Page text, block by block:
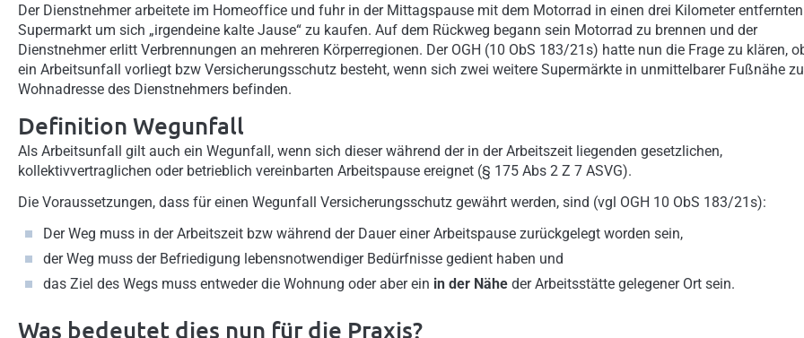
Der Dienstnehmer arbeitete im Homeoffice und fuhr in der Mittagspause mit dem Motorrad in einen drei Kilometer entfernten
Supermarkt um sich „irgendeine kalte Jause“ zu kaufen. Auf dem Rückweg begann sein Motorrad zu brennen und der
Dienstnehmer erlitt Verbrennungen an mehreren Körperregionen. Der OGH (10 ObS 183/21s) hatte nun die Frage zu klären,
ein Arbeitsunfall vorliegt bzw Versicherungsschutz besteht, wenn sich zwei weitere Supermärkte in unmittelbarer Fußnähe
Wohnadresse des Dienstnehmers befinden.
Definition Wegunfall
Als Arbeitsunfall gilt auch ein Wegunfall, wenn sich dieser während der in der Arbeitszeit liegenden gesetzlichen,
kollektivvertraglichen oder betrieblich vereinbarten Arbeitspause ereignet (§ 175 Abs 2 Z 7 ASVG).
Die Voraussetzungen, dass für einen Wegunfall Versicherungsschutz gewährt werden, sind (vgl OGH 10 ObS 183/21s):
Der Weg muss in der Arbeitszeit bzw während der Dauer einer Arbeitspause zurückgelegt worden sein,
der Weg muss der Befriedigung lebensnotwendiger Bedürfnisse gedient haben und
das Ziel des Wegs muss entweder die Wohnung oder aber ein in der Nähe der Arbeitsstätte gelegener Ort sein.
Was bedeutet dies nun für die Praxis?